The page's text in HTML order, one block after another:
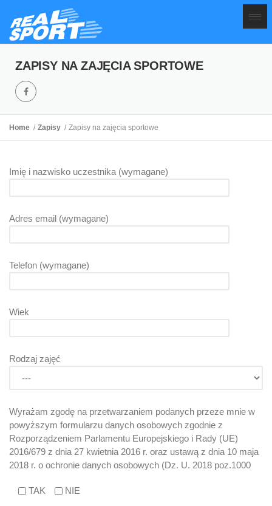
ZAPISY NA ZAJĘCIA SPORTOWE
Home Zapisy Zapisy na zajęcia sportowe
Imię i nazwisko uczestnika (wymagane)
Adres email (wymagane)
Telefon (wymagane)
Wiek
Rodzaj zajęć
Wyrażam zgodę na przetwarzaniem podanych przeze mnie w
powyższym formularzu danych osobowych zgodnie z
Rozporządzeniem Parlamentu Europejskiego i Rady (UE)
2016/679 z dnia 27 kwietnia 2016 r. oraz ustawą z dnia 10 maja
2018 r. o ochronie danych osobowych (Dz. U. 2018 poz.1000
TAK NIE